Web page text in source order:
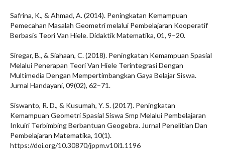
Safrina, K., & Ahmad, A. (2014). Peningkatan Kemampuan
Pemecahan Masalah Geometri melalui Pembelajaran Kooperatif
Berbasis Teori Van Hiele. Didaktik Matematika, 01, 9–20.
Siregar, B., & Siahaan, C. (2018). Peningkatan Kemampuan Spasial
Melalui Penerapan Teori Van Hiele Terintegrasi Dengan
Multimedia Dengan Mempertimbangkan Gaya Belajar Siswa.
Jurnal Handayani, 09(02), 62–71.
Siswanto, R. D., & Kusumah, Y. S. (2017). Peningkatan
Kemampuan Geometri Spasial Siswa Smp Melalui Pembelajaran
Inkuiri Terbimbing Berbantuan Geogebra. Jurnal Penelitian Dan
Pembelajaran Matematika, 10(1).
https://doi.org/10.30870/jppm.v10i1.1196